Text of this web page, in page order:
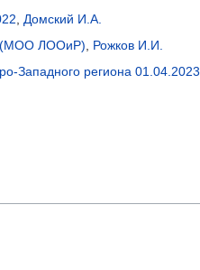
, Домский И.А.
(МОО ЛООиР), Рожков И.И.
Западного региона 01.04.2023